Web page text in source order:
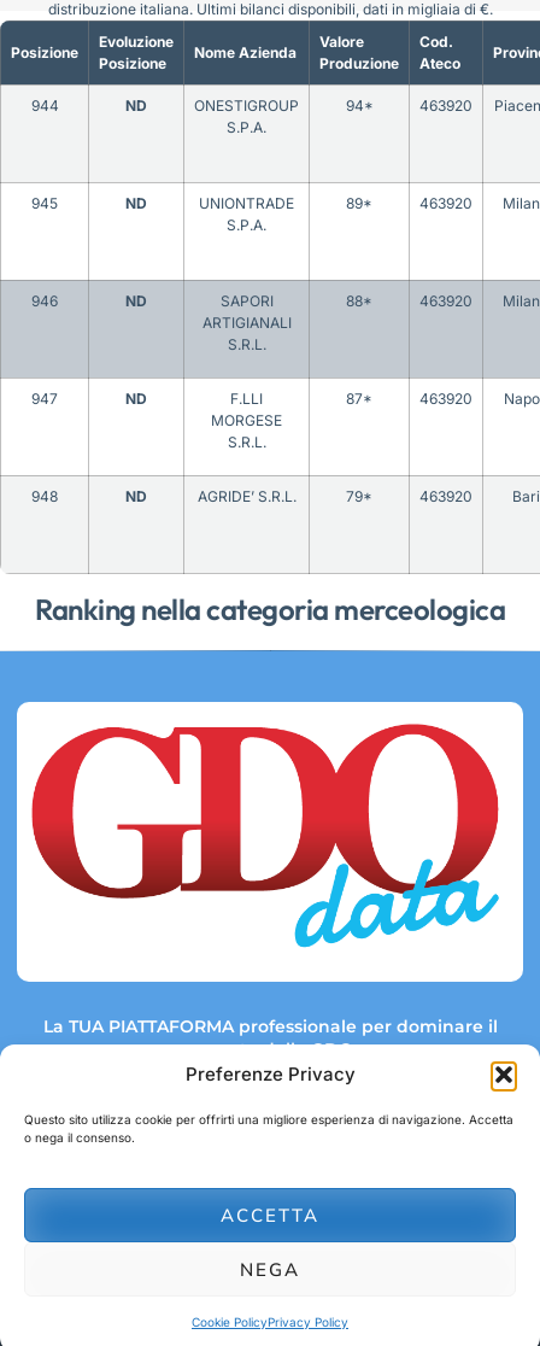
Preferenze Privacy
Questo sito utilizza cookie per offrirti una migliore esperienza di navigazione. Accetta
o nega il consenso.
ACCETTA
NEGA
Cookie PolicyPrivacy Policy
Ranking nella categoria merceologica
Posizione
Evoluzione
Posizione
Nome Azienda
Valore
Produzione
Cod.
Ateco
944 ND
ONESTIGROUP
S.P.A.
94* 463920
945 ND
UNIONTRADE
S.P.A.
89* 463920
946 ND
SAPORI
ARTIGIANALI
S.R.L.
88* 463920
947 ND
F.LLI
MORGESE
S.R.L.
87* 463920
948 ND AGRIDE’ S.R.L. 79* 463920 Bari
distribuzione italiana. Ultimi bilanci disponibili, dati in migliaia di €.
La TUA PIATTAFORMA professionale per dominare il
mercato della GDO.
Link rapidi:
abbonamenti@gdodata.it
© 2026 GDOData.it - PR Italia Edizioni srl - P.Iva: 03044390353